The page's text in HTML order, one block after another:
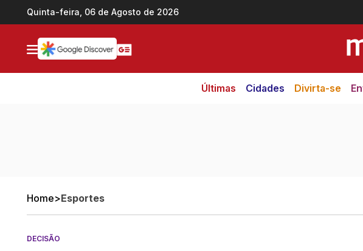
Ir direto pro conteúdo
Quinta-feira, 06 de Agosto de 2026
Últimas Cidades Divirta-se
Home>Esportes
DECISÃO